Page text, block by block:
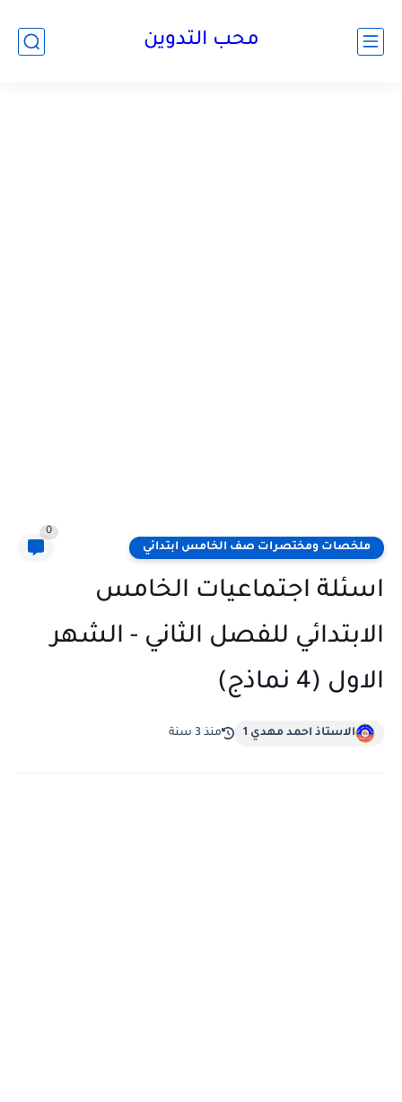
محب التدوين
ملخصات ومختصرات صف الخامس ابتدائي
0
اسئلة اجتماعيات الخامس
الابتدائي للفصل الثاني - الشهر
الاول (4 نماذج)
الاستاذ احمد مهدي 1 منذ 3 سنة